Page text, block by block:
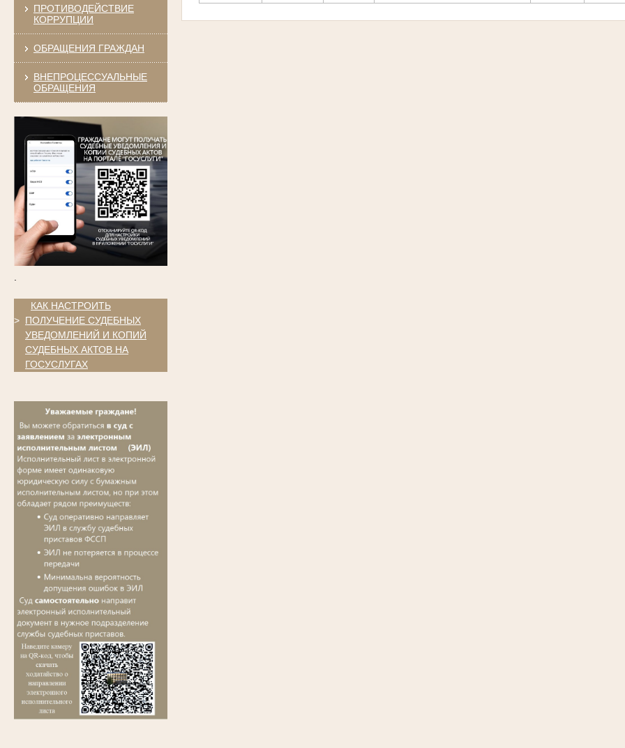
ПРОТИВОДЕЙСТВИЕ
КОРРУПЦИИ
ОБРАЩЕНИЯ ГРАЖДАН
ВНЕПРОЦЕССУАЛЬНЫЕ
ОБРАЩЕНИЯ
>
КАК НАСТРОИТЬ
ПОЛУЧЕНИЕ СУДЕБНЫХ
УВЕДОМЛЕНИЙ И КОПИЙ
СУДЕБНЫХ АКТОВ НА
ГОСУСЛУГАХ